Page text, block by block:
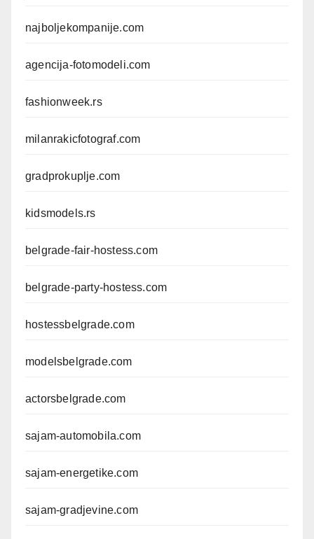
najboljekompanije.com
agencija-fotomodeli.com
fashionweek.rs
milanrakicfotograf.com
gradprokuplje.com
kidsmodels.rs
belgrade-fair-hostess.com
belgrade-party-hostess.com
hostessbelgrade.com
modelsbelgrade.com
actorsbelgrade.com
sajam-automobila.com
sajam-energetike.com
sajam-gradjevine.com